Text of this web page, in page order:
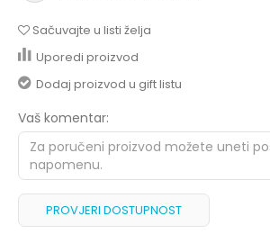
Sačuvajte u listi želja
Uporedi proizvod
Dodaj proizvod u gift listu
Vaš komentar:
PROVJERI DOSTUPNOST